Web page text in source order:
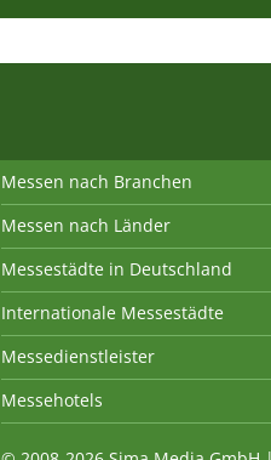
Messen nach Branchen
Messen nach Länder
Messestädte in Deutschland
Internationale Messestädte
Messedienstleister
Messehotels